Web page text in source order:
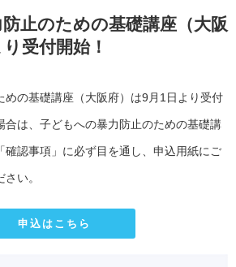
止のための基礎講座（大阪
受付開始！
めの基礎講座（大阪府）は9月1日より受付
合は、子どもへの暴力防止のための基礎講
確認事項」に必ず目を通し、申込用紙にご
い。
申込はこちら